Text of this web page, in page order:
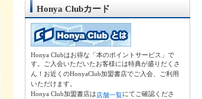
Honya Clubカード
Honya Clubはお得な「本のポイントサービス」で
す。ご入会いただいたお客様には特典が盛りだくさ
ん！お近くのHonyaClub加盟書店でご入会、ご利用
いただけます。
Honya Club加盟書店は店舗一覧にてご確認くださ